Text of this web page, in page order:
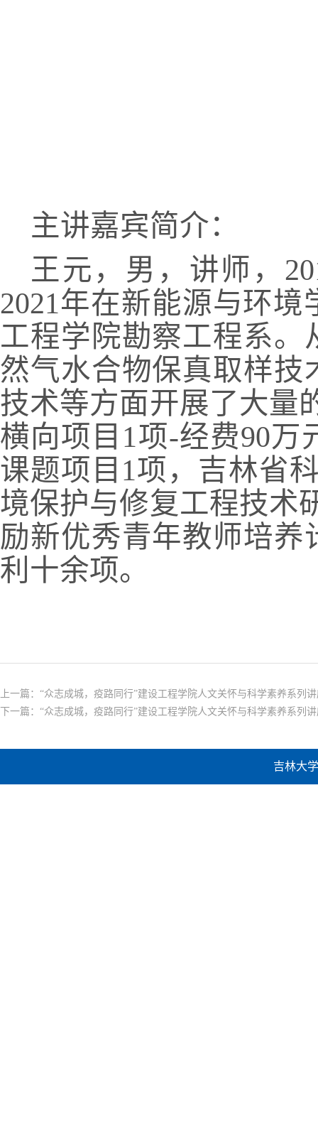
主讲嘉宾简介：
王元，男，讲师，
2021年在新能源与环境
工程学院勘察工程系
然气水合物保真取样
技术等方面开展了大量
横向项目 1项-经费90万
课题项目 1项，吉林省
境保护与修复工程技术
励新优秀青年教师培
利十余项。
上一篇： “众志成城，疫路同行”建设工程学院人文关怀与科学素养系列
下一篇： “众志成城，疫路同行”建设工程学院人文关怀与科学素养系列
吉林大